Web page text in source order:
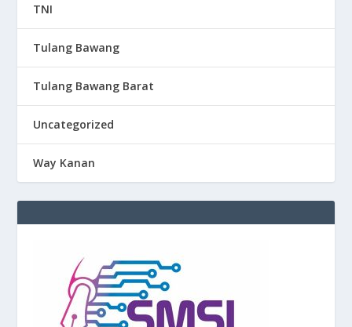
TNI
Tulang Bawang
Tulang Bawang Barat
Uncategorized
Way Kanan